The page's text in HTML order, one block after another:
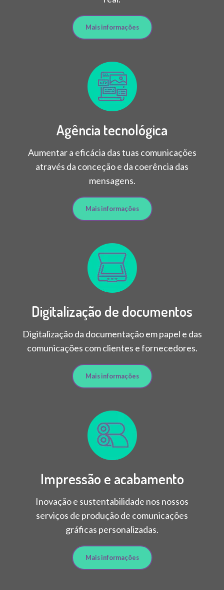
Mais informações
Agência tecnológica
Aumentar a eficácia das tuas comunicações
através da conceção e da coerência das
mensagens.
Mais informações
Digitalização de documentos
Digitalização da documentação em papel e das
comunicações com clientes e fornecedores.
Mais informações
Impressão e acabamento
Inovação e sustentabilidade nos nossos
serviços de produção de comunicações
gráficas personalizadas.
Mais informações